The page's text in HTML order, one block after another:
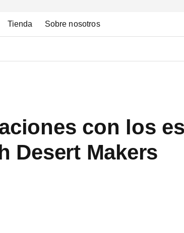
Tienda Sobre nosotros
con los
Desert Makers